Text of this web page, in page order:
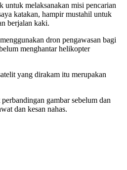
untuk melaksanakan misi pencarian
katakan, hampir mustahil untuk
berjalan kaki.
dron pengawasan bagi
menghantar helikopter
yang dirakam itu merupakan
gambar sebelum dan
dan kesan nahas.